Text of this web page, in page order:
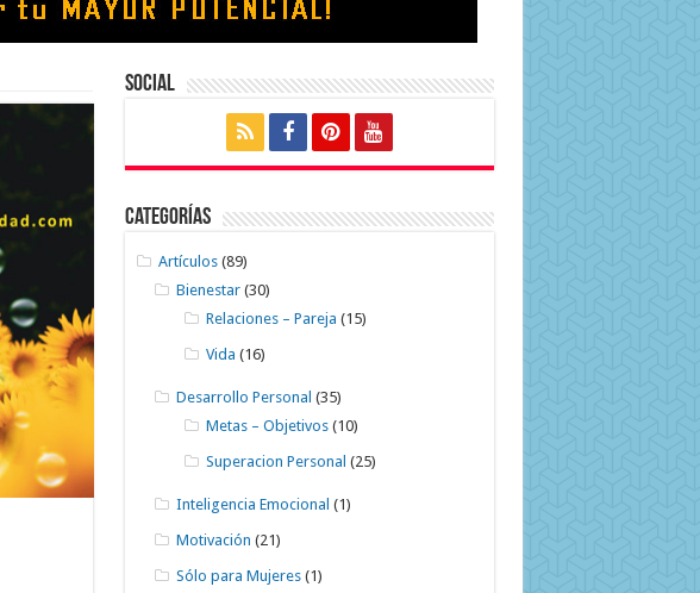
Social
Categorías
Artículos (89)
Bienestar (30)
Relaciones – Pareja (15)
Vida (16)
Desarrollo Personal (35)
Metas – Objetivos (10)
Superacion Personal (25)
Inteligencia Emocional (1)
Motivación (21)
Sólo para Mujeres (1)